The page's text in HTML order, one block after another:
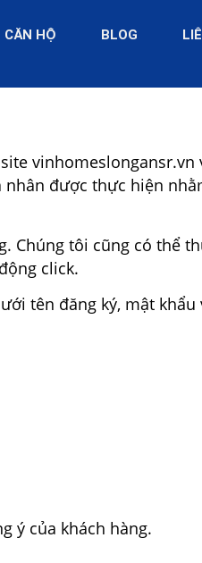
CĂN HỘ BLOG
được thực hiện
Chúng tôi cũng có thể
click.
tên đăng ký, mật
ý của khách hàng.